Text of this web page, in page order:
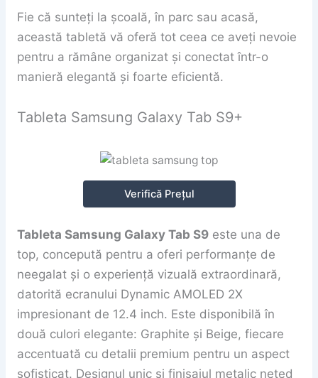
Fie că sunteți la școală, în parc sau acasă,
această tabletă vă oferă tot ceea ce aveți nevoie
pentru a rămâne organizat și conectat într-o
manieră elegantă și foarte eficientă.
Tableta Samsung Galaxy Tab S9+
Verifică Prețul
Tableta Samsung Galaxy Tab S9este una de
top, concepută pentru a oferi performanțe de
neegalat și o experiență vizuală extraordinară,
datorită ecranului Dynamic AMOLED 2X
impresionant de 12.4 inch. Este disponibilă în
două culori elegante: Graphite și Beige, fiecare
accentuată cu detalii premium pentru un aspect
sofisticat. Designul unic și finisajul metalic neted